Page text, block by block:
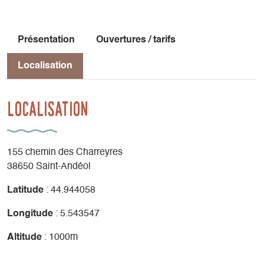
Présentation Ouvertures / tarifs
Localisation
Localisation
155 chemin des Charreyres
38650 Saint-Andéol
Latitude : 44.944058
Longitude : 5.543547
Altitude : 1000m